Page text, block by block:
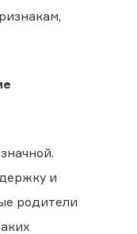
и
родители